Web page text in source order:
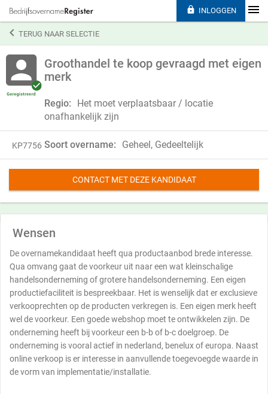
TERUG NAAR SELECTIE
Groothandel te koop gevraagd met eigen
merk
Regio:
Het moet verplaatsbaar / locatie
onafhankelijk zijn
KP7756 Soort overname: Geheel, Gedeeltelijk
CONTACT MET DEZE KANDIDAAT
Wensen
De overnamekandidaat heeft qua productaanbod brede interesse.
Qua omvang gaat de voorkeur uit naar een wat kleinschalige
handelsonderneming of grotere handelsonderneming. Een eigen
productiefaciliteit is bespreekbaar. Het is wenselijk dat er exclusieve
verkooprechten op de producten verkregen is. Een eigen merk heeft
wel de voorkeur. Een goede webshop moet te ontwikkelen zijn. De
onderneming heeft bij voorkeur een b-b of b-c doelgroep. De
onderneming is vooral actief in nederland, benelux of europa. Naast
online verkoop is er interesse in aanvullende toegevoegde waarde in
de vorm van implementatie/installatie.
 INLOGGEN